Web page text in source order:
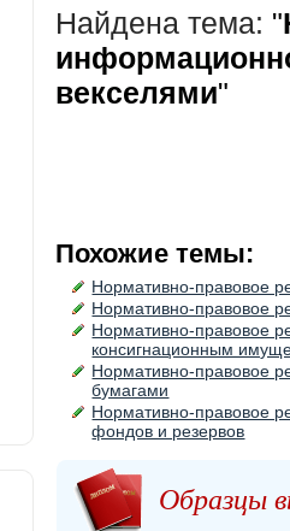
Найдена тема: "
векселями"
Похожие темы:
Нормативно-правовое
Нормативно-правовое
Нормативно-правовое
консигнационным
Нормативно-правовое
бумагами
Нормативно-правовое
фондов и резервов
Образцы